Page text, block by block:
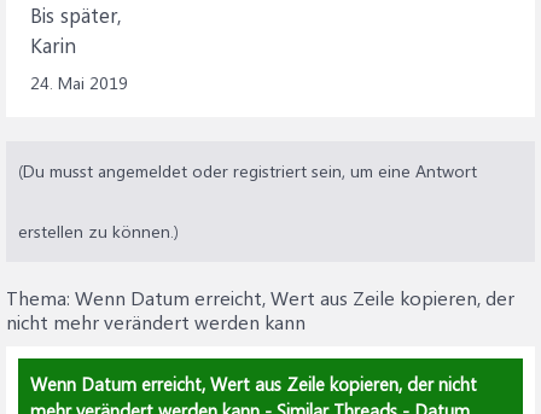
Bis später,
Karin
24. Mai 2019
(Du musst angemeldet oder registriert sein, um eine Antwort
erstellen zu können.)
Thema: Wenn Datum erreicht, Wert aus Zeile kopieren, der
nicht mehr verändert werden kann
Wenn Datum erreicht, Wert aus Zeile kopieren, der nicht